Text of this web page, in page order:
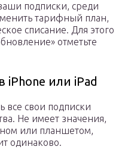
подписки, среди
тарифный план,
списание. Для этого
отметьте
iPhone или iPad
все свои подписки
Не имеет значения,
или планшетом,
одинаково.